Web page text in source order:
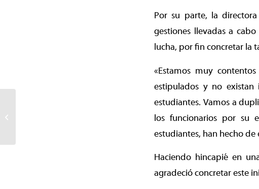
Por su parte, la
gestiones llevadas a
lucha, por fin concretar la
«Estamos muy
estipulados y no
estudiantes. Vamos a
los funcionarios por su
estudiantes, han hecho
Haciendo hincapié en
agradeció concretar este